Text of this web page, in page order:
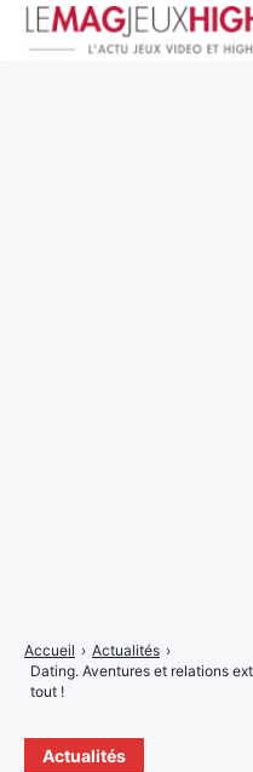
Actualités
Accueil › Actualités ›
Dating. Aventures et relations
tout !